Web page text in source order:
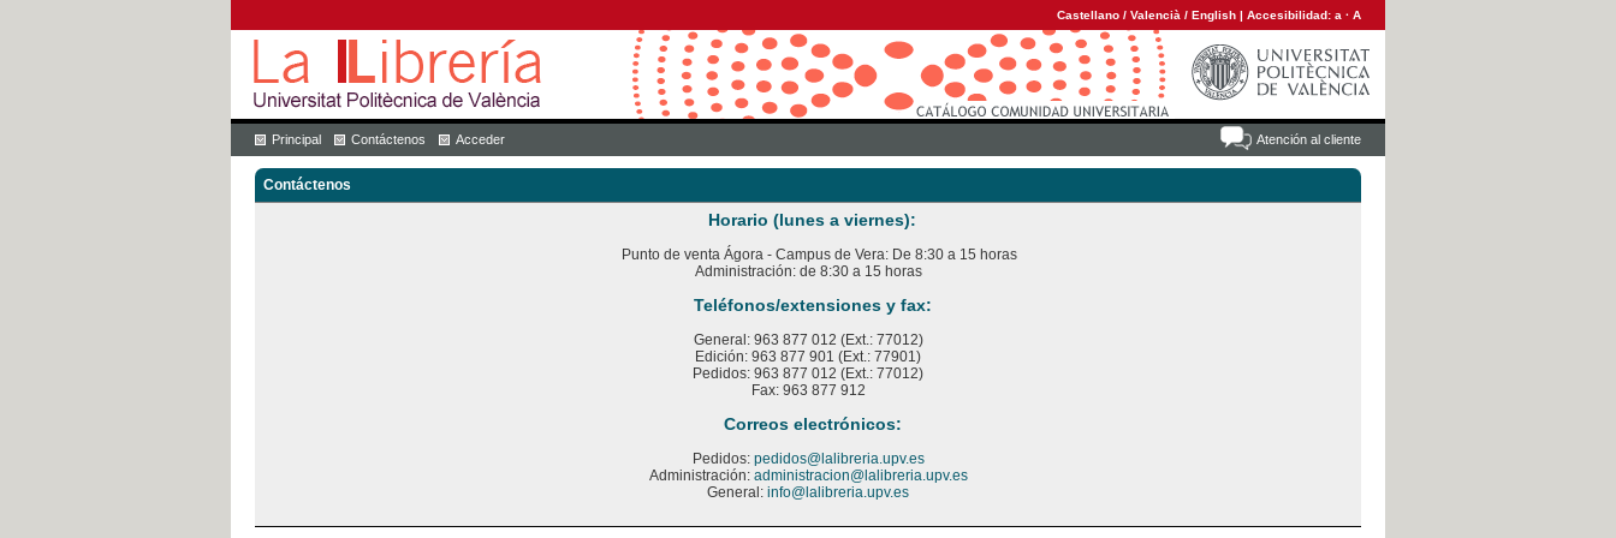
Castellano / Valencià / English | Accesibilidad: a · A
Atención al cliente
Principal Contáctenos Acceder
Contáctenos
Horario (lunes a viernes):
Punto de venta Ágora - Campus de Vera: De 8:30 a 15 horas
Administración: de 8:30 a 15 horas
Teléfonos/extensiones y fax:
General: 963 877 012 (Ext.: 77012)
Edición: 963 877 901 (Ext.: 77901)
Pedidos: 963 877 012 (Ext.: 77012)
Fax: 963 877 912
Correos electrónicos:
Pedidos: pedidos@lalibreria.upv.es
Administración: administracion@lalibreria.upv.es
General: info@lalibreria.upv.es